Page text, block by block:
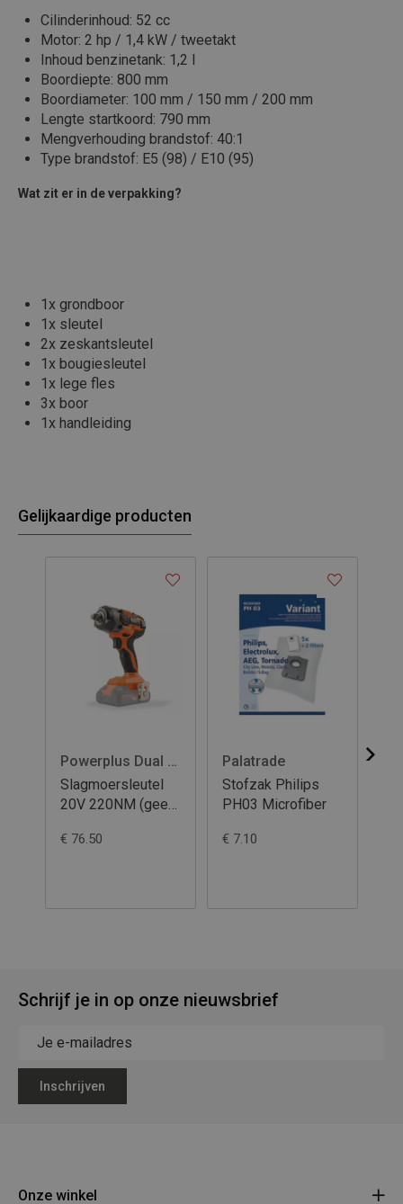
Cilinderinhoud: 52 cc
Motor: 2 hp / 1,4 kW / tweetakt
Inhoud benzinetank: 1,2 l
Boordiepte: 800 mm
Boordiameter: 100 mm / 150 mm / 200 mm
Lengte startkoord: 790 mm
Mengverhouding brandstof: 40:1
Type brandstof: E5 (98) / E10 (95)
Wat zit er in de verpakking?
1x grondboor
1x sleutel
2x zeskantsleutel
1x bougiesleutel
1x lege fles
3x boor
1x handleiding
Gelijkaardige producten
Powerplus Dual Power
Slagmoersleutel
20V 220NM (geen
€ 76.50
Palatrade
Stofzak Philips
PH03 Microfiber
€ 7.10
Schrijf je in op onze nieuwsbrief
Inschrijven
Onze winkel